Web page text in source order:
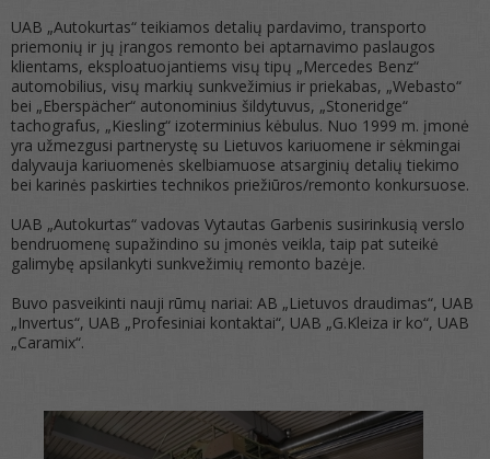
UAB „Autokurtas“ teikiamos detalių pardavimo, transporto
priemonių ir jų įrangos remonto bei aptarnavimo paslaugos
klientams, eksploatuojantiems visų tipų „Mercedes Benz“
automobilius, visų markių sunkvežimius ir priekabas, „Webasto“
bei „Eberspächer“ autonominius šildytuvus, „Stoneridge“
tachografus, „Kiesling“ izoterminius kėbulus. Nuo 1999 m. įmonė
yra užmezgusi partnerystę su Lietuvos kariuomene ir sėkmingai
dalyvauja kariuomenės skelbiamuose atsarginių detalių tiekimo
bei karinės paskirties technikos priežiūros/remonto konkursuose.
UAB „Autokurtas“ vadovas Vytautas Garbenis susirinkusią verslo
bendruomenę supažindino su įmonės veikla, taip pat suteikė
galimybę apsilankyti sunkvežimių remonto bazėje.
Buvo pasveikinti nauji rūmų nariai: AB „Lietuvos draudimas“, UAB
„Invertus“, UAB „Profesiniai kontaktai“, UAB „G.Kleiza ir ko“, UAB
„Caramix“.